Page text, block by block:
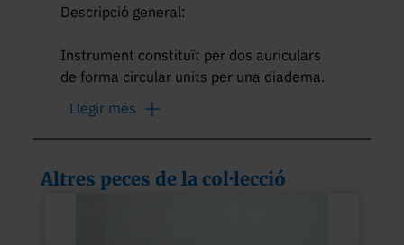
Descripció general:
Instrument constituït per dos auriculars
de forma circular units per una diadema.
Aquests estan connectats a un cable de 1
metre de connexió RCA / Cinch. L’aparell
correspon al model Casques et Écouteurs
Brunet & Cie, Éts.
Llegir més
Altres peces de la col·lecció